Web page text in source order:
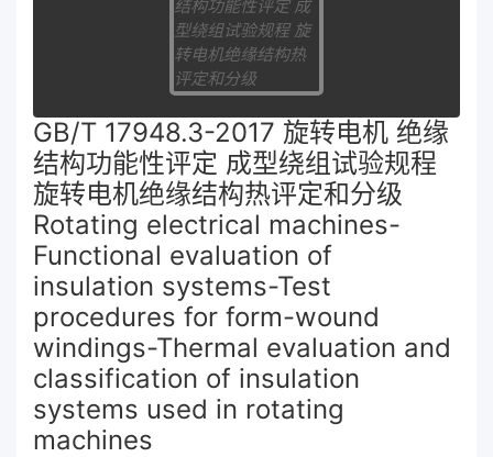
GB/T 17948.3-2017 旋转电机 绝缘
结构功能性评定 成型绕组试验规程
旋转电机绝缘结构热评定和分级
Rotating electrical machines-
Functional evaluation of
insulation systems-Test
procedures for form-wound
windings-Thermal evaluation and
classification of insulation
systems used in rotating
machines